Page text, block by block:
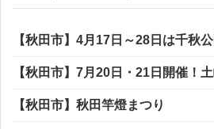
【秋田市】4月17日～28日は千秋
【秋田市】7月20日・21日開催！
【秋田市】秋田竿燈まつり